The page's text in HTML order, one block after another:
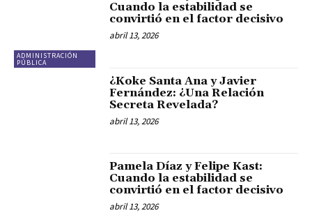
ADMINISTRACIÓN
PÚBLICA
Cuando la estabilidad se
convirtió en el factor decisivo
abril 13, 2026
¿Koke Santa Ana y Javier
Fernández: ¿Una Relación
Secreta Revelada?
abril 13, 2026
Pamela Díaz y Felipe Kast:
Cuando la estabilidad se
convirtió en el factor decisivo
abril 13, 2026